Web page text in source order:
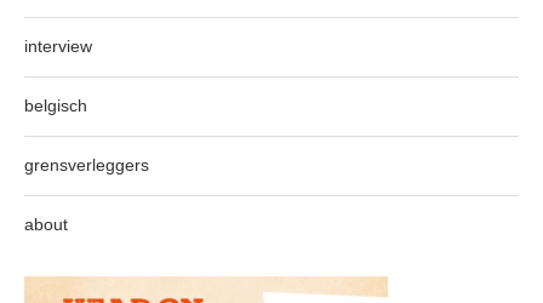
interview
belgisch
grensverleggers
about